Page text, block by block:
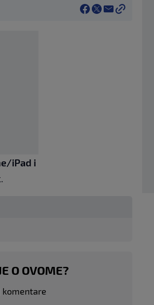
iPad i
.
O OVOME?
komentare